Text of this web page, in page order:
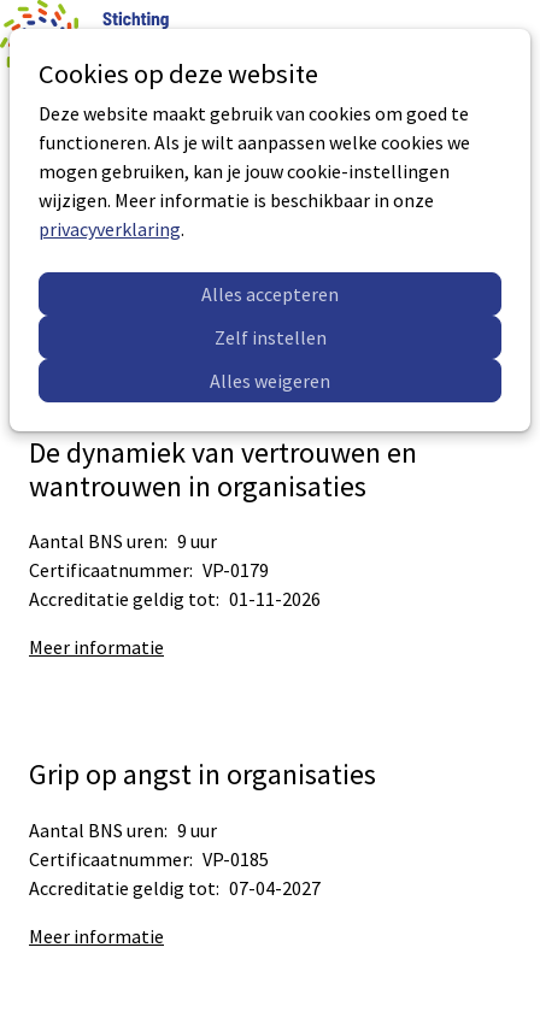
Cookies op deze website
Deze website maakt gebruik van cookies om goed te
functioneren. Als je wilt aanpassen welke cookies we
mogen gebruiken, kan je jouw cookie-instellingen
wijzigen. Meer informatie is beschikbaar in onze
privacyverklaring.
Alles accepteren
Zelf instellen
Alles weigeren
Aantal
Identiteitsontwikkeling en
grensoverschrijdend gedrag
Aantal BNS uren:
Accreditatie geldig tot: 19-12-2026
Meer informatie
De dynamiek van vertrouwen en
wantrouwen in organisaties
Aantal BNS uren: 9 uur
Certificaatnummer: VP-0179
Accreditatie geldig tot: 01-11-2026
Meer informatie
Grip op angst in organisaties
Aantal BNS uren: 9 uur
Certificaatnummer: VP-0185
Accreditatie geldig tot: 07-04-2027
Meer informatie